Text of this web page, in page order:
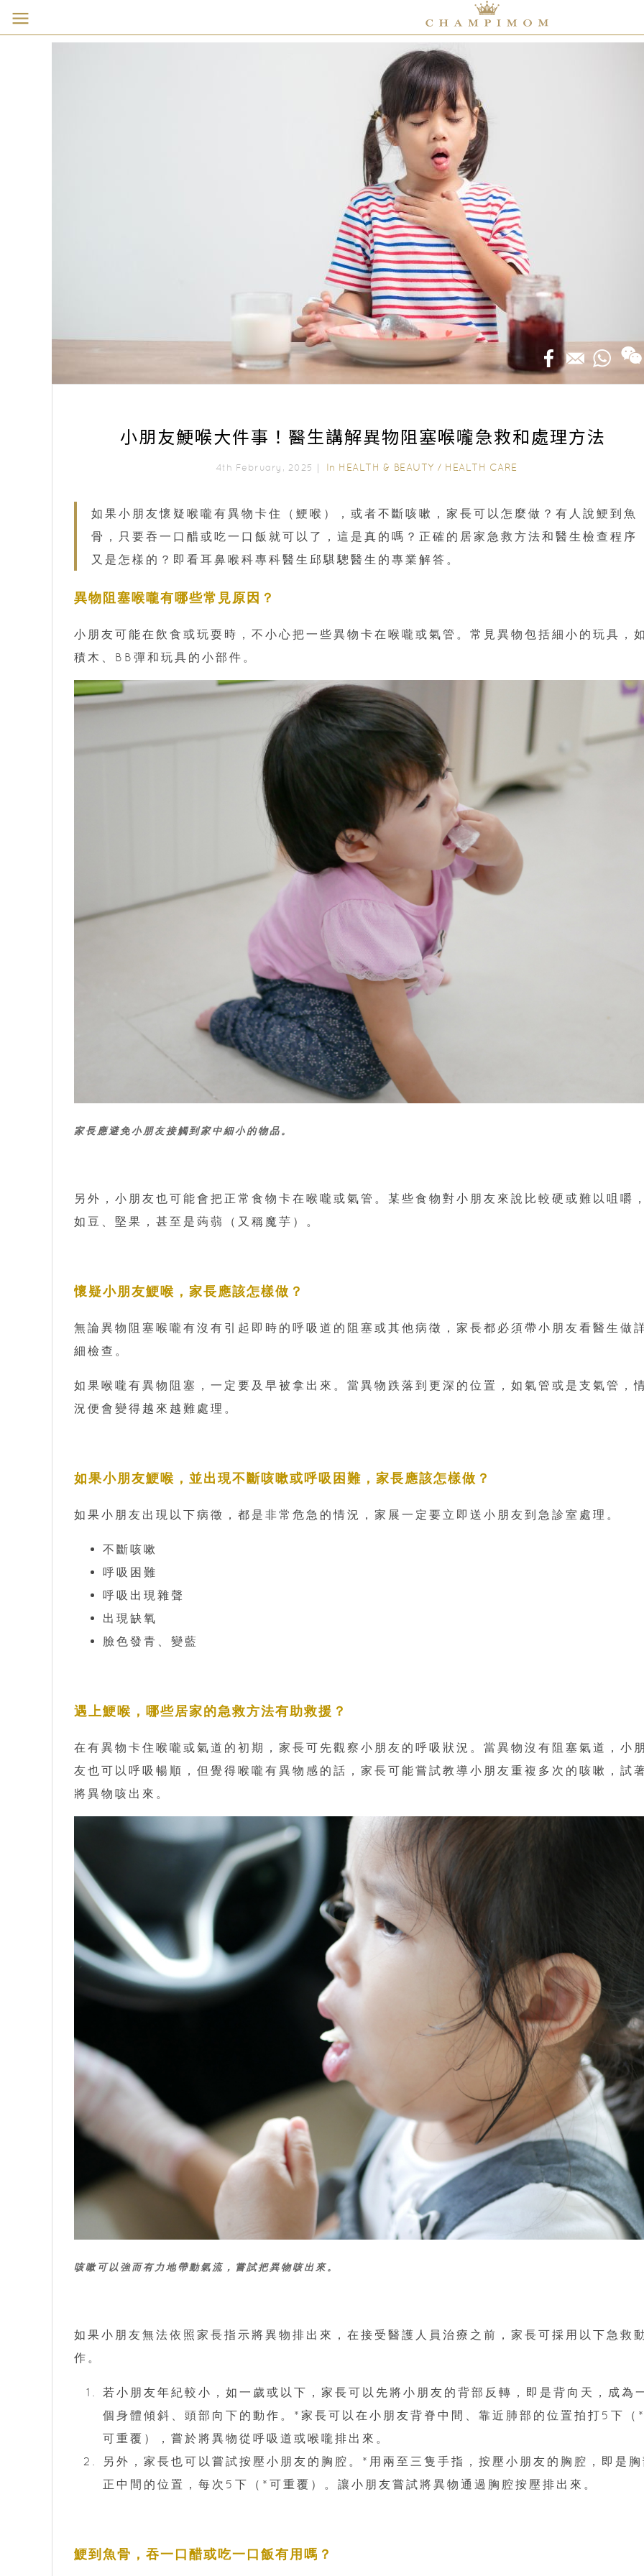
小朋友鯁喉大件事！醫生講解異物阻塞喉嚨急救和處理方法
4th February, 2025｜ In HEALTH & BEAUTY / HEALTH CARE
如果小朋友懷疑喉嚨有異物卡住（鯁喉），或者不斷咳嗽，家長可以怎麼做？有人說鯁到魚
骨，只要吞一口醋或吃一口飯就可以了，這是真的嗎？正確的居家急救方法和醫生檢查程序
又是怎樣的？即看耳鼻喉科專科醫生邱騏驄醫生的專業解答。
異物阻塞喉嚨有哪些常見原因？
小朋友可能在飲食或玩耍時，不小心把一些異物卡在喉嚨或氣管。常見異物包括細小的玩具，
積木、BB彈和玩具的小部件。
家長應避免小朋友接觸到家中細小的物品。
另外，小朋友也可能會把正常食物卡在喉嚨或氣管。某些食物對小朋友來說比較硬或難以咀嚼
如豆、堅果，甚至是蒟蒻（又稱魔芋）。
懷疑小朋友鯁喉，家長應該怎樣做？
無論異物阻塞喉嚨有沒有引起即時的呼吸道的阻塞或其他病徵，家長都必須帶小朋友看醫生做
細檢查。
如果喉嚨有異物阻塞，一定要及早被拿出來。當異物跌落到更深的位置，如氣管或是支氣管，
況便會變得越來越難處理。
如果小朋友鯁喉，並出現不斷咳嗽或呼吸困難，家長應該怎樣做？
如果小朋友出現以下病徵，都是非常危急的情況，家展一定要立即送小朋友到急診室處理。
不斷咳嗽
呼吸困難
呼吸出現雜聲
出現缺氧
臉色發青、變藍
遇上鯁喉，哪些居家的急救方法有助救援？
在有異物卡住喉嚨或氣道的初期，家長可先觀察小朋友的呼吸狀況。當異物沒有阻塞氣道，小
友也可以呼吸暢順，但覺得喉嚨有異物感的話，家長可能嘗試教導小朋友重複多次的咳嗽，試
將異物咳出來。
咳嗽可以強而有力地帶動氣流，嘗試把異物咳出來。
如果小朋友無法依照家長指示將異物排出來，在接受醫護人員治療之前，家長可採用以下急救
作。
若小朋友年紀較小，如一歲或以下，家長可以先將小朋友的背部反轉，即是背向天，成為
個身體傾斜、頭部向下的動作。*家長可以在小朋友背脊中間、靠近肺部的位置拍打5下（
可重覆），嘗於將異物從呼吸道或喉嚨排出來。
另外，家長也可以嘗試按壓小朋友的胸腔。*用兩至三隻手指，按壓小朋友的胸腔，即是
正中間的位置，每次5下（*可重覆）。讓小朋友嘗試將異物通過胸腔按壓排出來。
鯁到魚骨，吞一口醋或吃一口飯有用嗎？